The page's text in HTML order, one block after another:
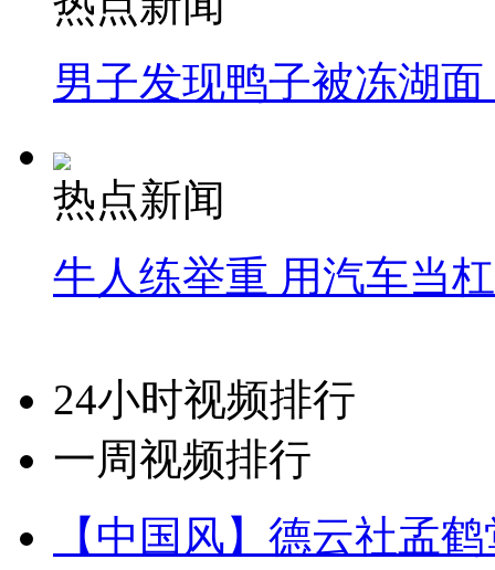
男子发现鸭子被冻湖
热点新闻
牛人练举重 用汽车当
24小时视频排行
一周视频排行
【中国风】德云社孟